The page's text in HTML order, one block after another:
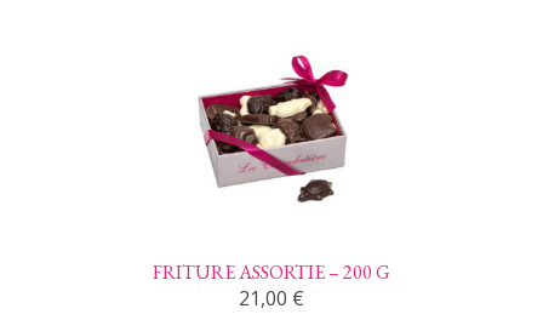
FRITURE ASSORTIE – 200 G
21,00 €